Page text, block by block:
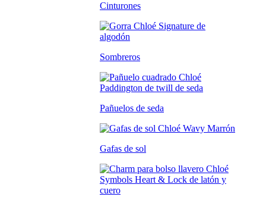
Cinturones
Sombreros
Pañuelos de seda
Gafas de sol